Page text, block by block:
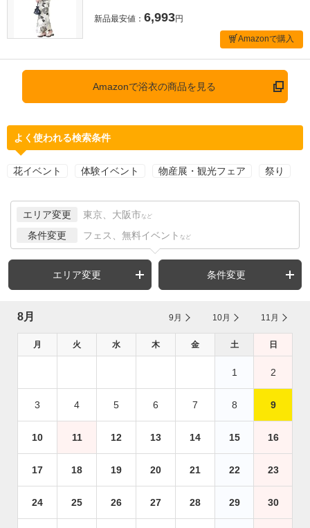
新品最安値： 6,993円
Amazonで購入
Amazonで浴衣の商品を見る
よく使われる検索条件
花イベント 体験イベント 物産展・観光フェア 祭り
エリア変更 東京、大阪市 など
条件変更 フェス、無料イベント など
エリア変更 条件変更
8月 9月 10月 11月
月 火 水 木 金 土 日
1 2
3 4 5 6 7 8 9
10 11 12 13 14 15 16
17 18 19 20 21 22 23
24 25 26 27 28 29 30